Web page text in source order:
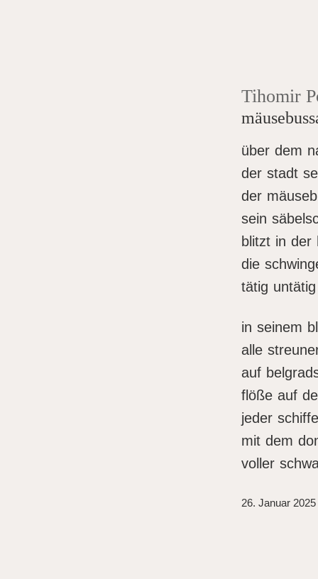
Tihomir
über dem
der stadt
der
sein
blitzt in der
die
tätig untätig
in seinem
alle
auf
flöße auf
jeder
mit dem
voller
26. Januar 2025